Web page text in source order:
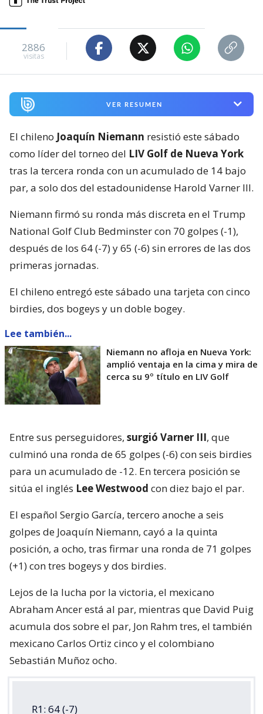
2886
visitas
VER RESUMEN
El chileno Joaquín Niemann resistió este sábado
como líder del torneo del LIV Golf de Nueva York
tras la tercera ronda con un acumulado de 14 bajo
par, a solo dos del estadounidense Harold Varner III.
Niemann firmó su ronda más discreta en el Trump
National Golf Club Bedminster con 70 golpes (-1),
después de los 64 (-7) y 65 (-6) sin errores de las dos
primeras jornadas.
El chileno entregó este sábado una tarjeta con cinco
birdies, dos bogeys y un doble bogey.
Lee también...
Niemann no afloja en Nueva York:
amplió ventaja en la cima y mira de
cerca su 9º título en LIV Golf
Entre sus perseguidores, surgió Varner III, que
culminó una ronda de 65 golpes (-6) con seis birdies
para un acumulado de -12. En tercera posición se
sitúa el inglés Lee Westwood con diez bajo el par.
El español Sergio García, tercero anoche a seis
golpes de Joaquín Niemann, cayó a la quinta
posición, a ocho, tras firmar una ronda de 71 golpes
(+1) con tres bogeys y dos birdies.
Lejos de la lucha por la victoria, el mexicano
Abraham Ancer está al par, mientras que David Puig
acumula dos sobre el par, Jon Rahm tres, el también
mexicano Carlos Ortiz cinco y el colombiano
Sebastián Muñoz ocho.
R1: 64 (-7)